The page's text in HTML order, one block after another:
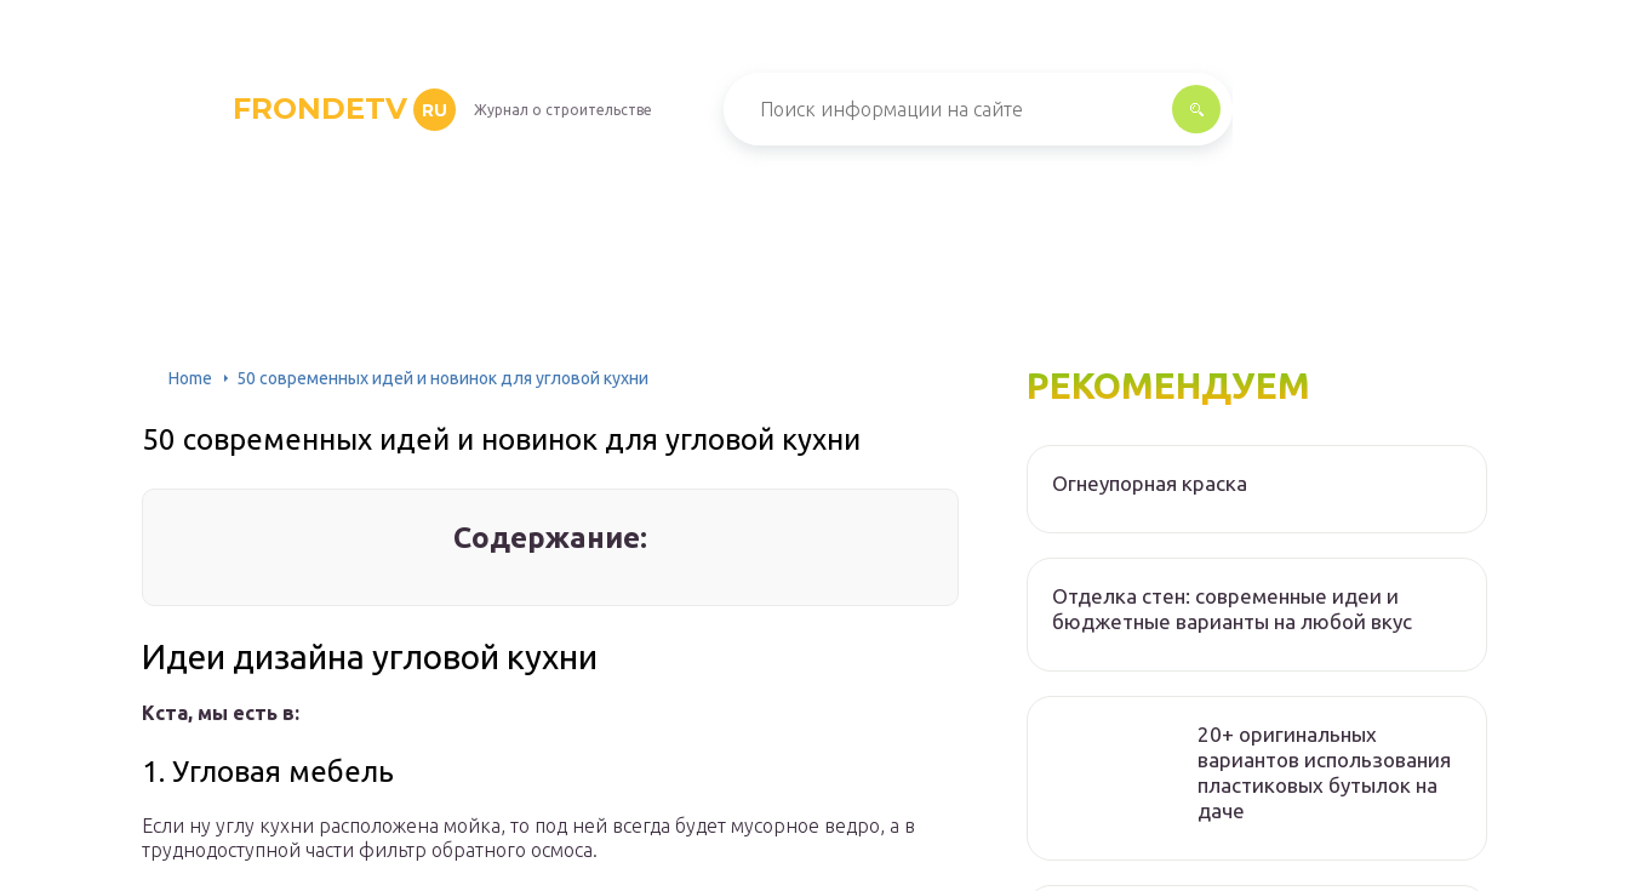
FRONDETV RU Журнал о строительстве
Home 50 современных идей и новинок для угловой кухни
50 современных идей и новинок для угловой кухни
Содержание:
Идеи дизайна угловой кухни
Кста, мы есть в:
1. Угловая мебель
Если ну углу кухни расположена мойка, то под ней всегда будет мусорное ведро, а в
труднодоступной части фильтр обратного осмоса.
РЕКОМЕНДУЕМ
Огнеупорная краска
Отделка стен: современные идеи и
бюджетные варианты на любой вкус
20+ оригинальных
вариантов использования
пластиковых бутылок на
даче